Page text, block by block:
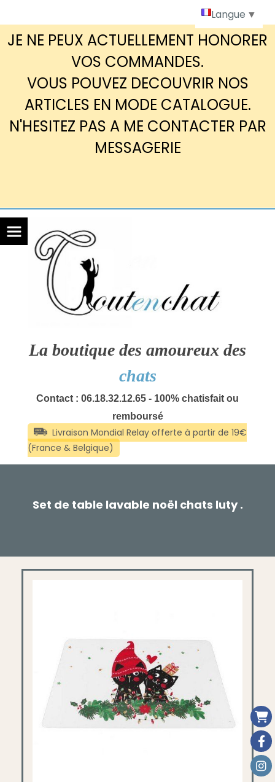
JE NE PEUX ACTUELLEMENT HONORER
VOS COMMANDES.
VOUS POUVEZ DECOUVRIR NOS
ARTICLES EN MODE CATALOGUE.
N'HESITEZ PAS A ME CONTACTER PAR
MESSAGERIE
La boutique des amoureux des
chats
Contact : 06.18.32.12.65 - 100% chatisfait ou
remboursé
Set de table lavable noël chats luty .
Langue ▼